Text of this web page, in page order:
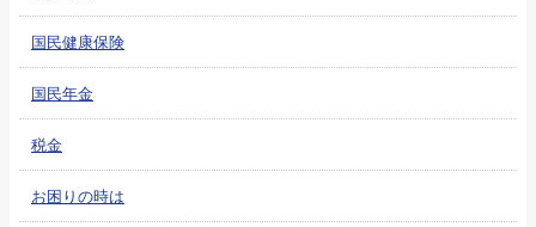
国民健康保険
国民年金
税金
お困りの時は